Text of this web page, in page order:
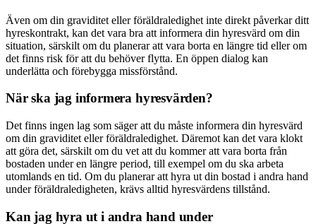
Även om din graviditet eller föräldraledighet inte direkt påverkar ditt
hyreskontrakt, kan det vara bra att informera din hyresvärd om din
situation, särskilt om du planerar att vara borta en längre tid eller om
det finns risk för att du behöver flytta. En öppen dialog kan
underlätta och förebygga missförstånd.
När ska jag informera hyresvärden?
Det finns ingen lag som säger att du måste informera din hyresvärd
om din graviditet eller föräldraledighet. Däremot kan det vara klokt
att göra det, särskilt om du vet att du kommer att vara borta från
bostaden under en längre period, till exempel om du ska arbeta
utomlands en tid. Om du planerar att hyra ut din bostad i andra hand
under föräldraledigheten, krävs alltid hyresvärdens tillstånd.
Kan jag hyra ut i andra hand under